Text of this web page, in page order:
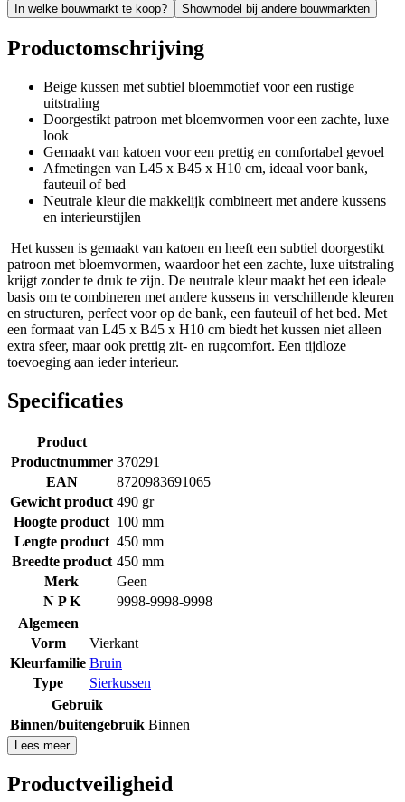
In welke bouwmarkt te koop? Showmodel bij andere bouwmarkten
Productomschrijving
Beige kussen met subtiel bloemmotief voor een rustige
uitstraling
Doorgestikt patroon met bloemvormen voor een zachte, luxe
look
Gemaakt van katoen voor een prettig en comfortabel gevoel
Afmetingen van L45 x B45 x H10 cm, ideaal voor bank,
fauteuil of bed
Neutrale kleur die makkelijk combineert met andere kussens
en interieurstijlen
Het kussen is gemaakt van katoen en heeft een subtiel doorgestikt
patroon met bloemvormen, waardoor het een zachte, luxe uitstraling
krijgt zonder te druk te zijn. De neutrale kleur maakt het een ideale
basis om te combineren met andere kussens in verschillende kleuren
en structuren, perfect voor op de bank, een fauteuil of het bed. Met
een formaat van L45 x B45 x H10 cm biedt het kussen niet alleen
extra sfeer, maar ook prettig zit- en rugcomfort. Een tijdloze
toevoeging aan ieder interieur.
Specificaties
Product
Productnummer 370291
EAN
8720983691065
Gewicht product 490 gr
Hoogte product 100 mm
Lengte product 450 mm
Breedte product 450 mm
Merk
Geen
N P K
9998-9998-9998
Algemeen
Vorm
Vierkant
Kleurfamilie Bruin
Type
Sierkussen
Gebruik
Binnen/buitengebruik Binnen
Lees meer
Productveiligheid